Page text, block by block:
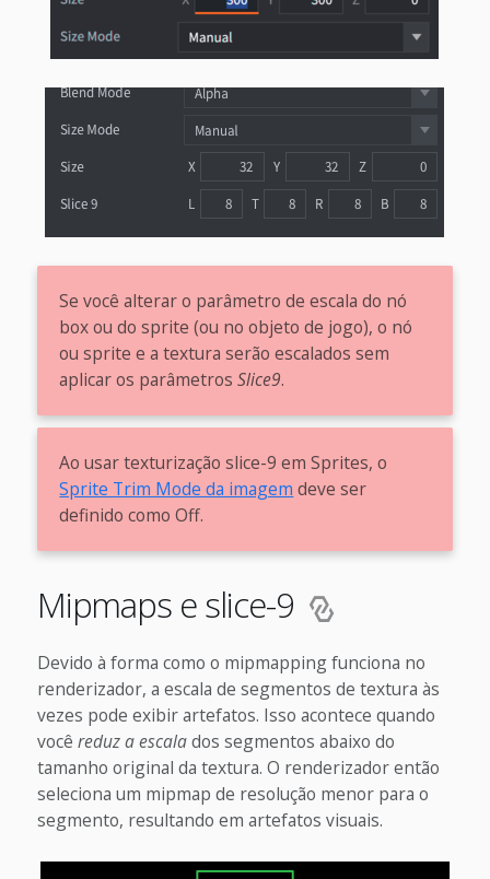
Se você alterar o parâmetro de escala do nó
box ou do sprite (ou no objeto de jogo), o nó
ou sprite e a textura serão escalados sem
aplicar os parâmetrosSlice9.
Ao usar texturização slice-9 em Sprites, o
Sprite Trim Mode da imagem deve ser
definido como Off.
Mipmaps e slice-9
Devido à forma como o mipmapping funciona no
renderizador, a escala de segmentos de textura às
vezes pode exibir artefatos. Isso acontece quando
você reduz a escalados segmentos abaixo do
tamanho original da textura. O renderizador então
seleciona um mipmap de resolução menor para o
segmento, resultando em artefatos visuais.